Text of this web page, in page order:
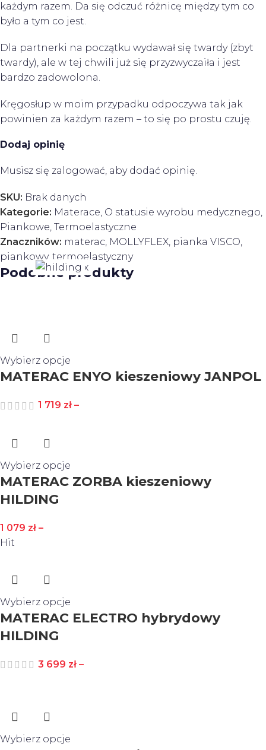
każdym razem. Da się odczuć różnicę między tym co
było a tym co jest.
Dla partnerki na początku wydawał się twardy (zbyt
twardy), ale w tej chwili już się przyzwyczaiła i jest
bardzo zadowolona.
Kręgosłup w moim przypadku odpoczywa tak jak
powinien za każdym razem – to się po prostu czuję.
Dodaj opinię
Musisz się zalogować, aby dodać opinię.
SKU: Brak danych
Kategorie: Materace, O statusie wyrobu medycznego,
Piankowe, Termoelastyczne
Znaczników: materac, MOLLYFLEX, pianka VISCO,
piankowy, termoelastyczny
Podobne produkty
Wybierz opcje
MATERAC ENYO kieszeniowy JANPOL
1 719 zł –
Wybierz opcje
MATERAC ZORBA kieszeniowy
HILDING
1 079 zł –
Hit
Wybierz opcje
MATERAC ELECTRO hybrydowy
HILDING
3 699 zł –
Wybierz opcje